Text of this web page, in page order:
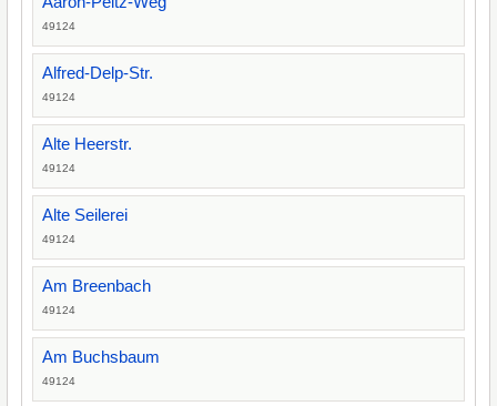
49124
Alfred-Delp-Str.
49124
Alte Heerstr.
49124
Alte Seilerei
49124
Am Breenbach
49124
Am Buchsbaum
49124